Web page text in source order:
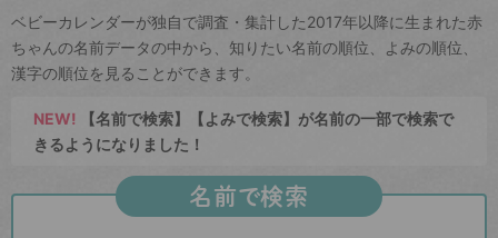
ベビーカレンダーが独自で調査・集計した2017年以降に生まれた赤
ちゃんの名前データの中から、知りたい名前の順位、よみの順位、
漢字の順位を見ることができます。
NEW! 【名前で検索】【よみで検索】が名前の一部で検索で
きるようになりました！
名前で検索